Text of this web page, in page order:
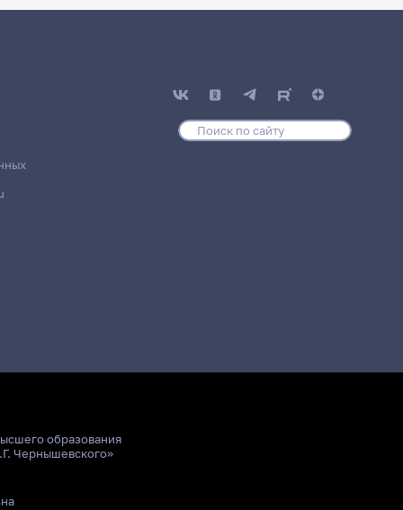
образования
Чернышевского»